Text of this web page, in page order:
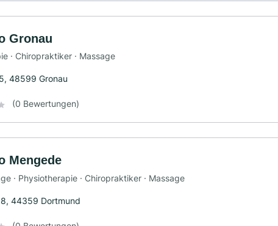
Gronau
· Chiropraktiker · Massage
48599 Gronau
(0 Bewertungen)
Mengede
· Physiotherapie · Chiropraktiker · Massage
44359 Dortmund